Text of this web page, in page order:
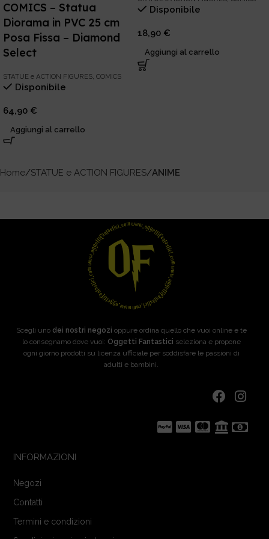
COMICS – Statua
Diorama in PVC 25 cm
Posa Fissa – Diamond
Select
STATUE e ACTION FIGURES, COMICS
Disponibile
64,90 €
Aggiungi al carrello
Disponibile
18,90 €
Aggiungi al carrello
Home STATUE e ACTION FIGURES ANIME
Scegli uno dei nostri negozi oppure ordina quello che vuoi online e te
lo consegnamo dove vuoi: Oggetti Fantastici seleziona e propone
ogni giorno prodotti su licenza ufficiale per soddisfare le passioni di
adulti e bambini.
INFORMAZIONI
Negozi
Contatti
Termini e condizioni